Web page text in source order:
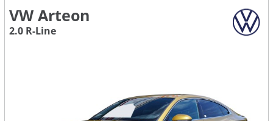
VW Arteon
2.0 R-Line